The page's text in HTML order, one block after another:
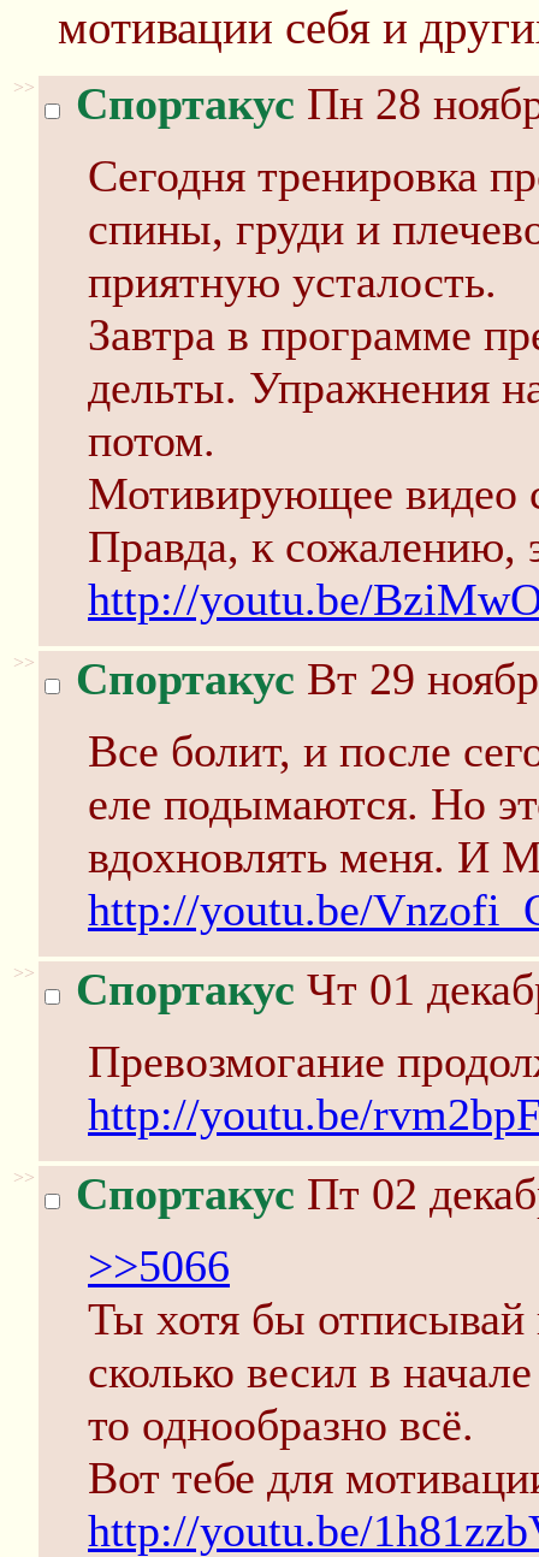
мотивации себя и
>> Спортакус Пн 28
Сегодня тренировка
спины, груди и
приятную усталость.
Завтра в программе
дельты. Упражнения
потом.
Мотивирующее видео
Правда, к сожалению,
http://youtu.be/
>> Спортакус Вт 29
Все болит, и после
еле подымаются. Но
вдохновлять меня. И
http://youtu.be/
>> Спортакус Чт 01
Превозмогание
http://youtu.be/
>> Спортакус Пт 02
>>5066
Ты хотя бы отписывай
сколько весил в
то однообразно всё.
Вот тебе для
http://youtu.be/